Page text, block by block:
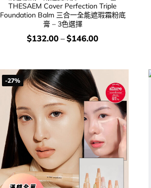
THESAEM Cover Perfection Triple
Foundation Balm 三合一全能遮瑕霜粉底
膏 – 3色選擇
價
錢：
$132.00–$146.00
-27%